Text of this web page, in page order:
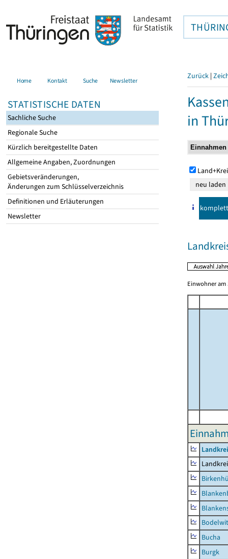
Home Kontakt Suche Newsletter
STATISTISCHE DATEN
Sachliche Suche
Regionale Suche
Kürzlich bereitgestellte Daten
Allgemeine Angaben, Zuordnungen
Gebietsveränderungen,
Änderungen zum Schlüsselverzeichnis
Definitionen und Erläuterungen
Newsletter
Zurück |
in
komplett
Einwohner am
Bucha
Burgk